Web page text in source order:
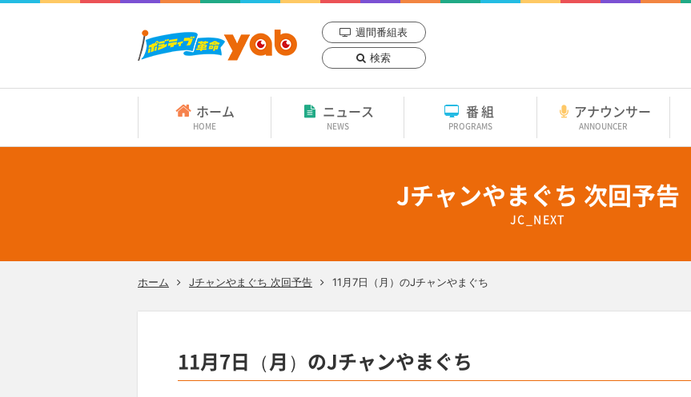
週間番組表
検索
ホーム
HOME
ニュース
NEWS
番組
PROGRAMS
アナウンサー
ANNOUNCER
Jチャンやまぐち 次回予告
JC_NEXT
ホーム Jチャンやまぐち 次回予告 11月7日（月）のJチャンやまぐち
11月7日（月）のJチャンやまぐち